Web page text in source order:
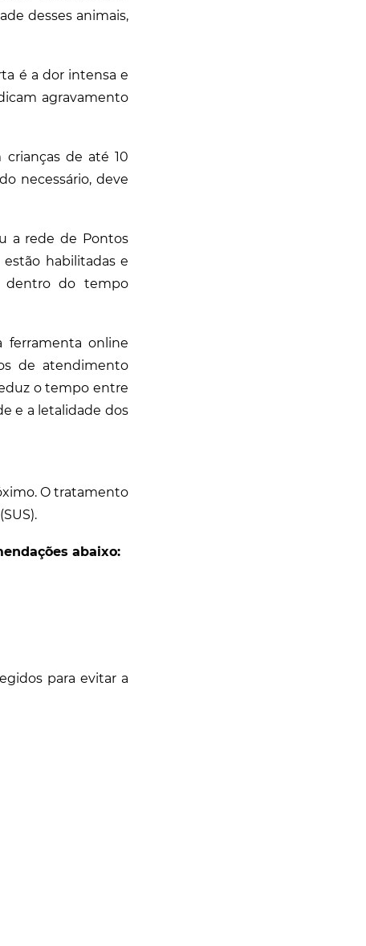
desses animais,
é a dor intensa e
agravamento
de até 10
necessário, deve
a rede de Pontos
estão habilitadas e
dentro do tempo
ferramenta online
de atendimento
o tempo entre
e a letalidade dos
O tratamento
abaixo:
para evitar a